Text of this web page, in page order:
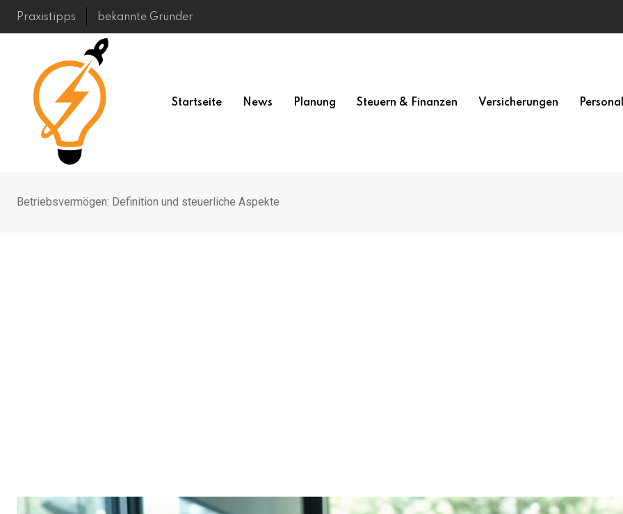
Skip
Praxistipps bekannte Gründer
Startseite News Planung Steuern & Finanzen Versicherungen Personal
Betriebsvermögen: Definition und steuerliche Aspekte